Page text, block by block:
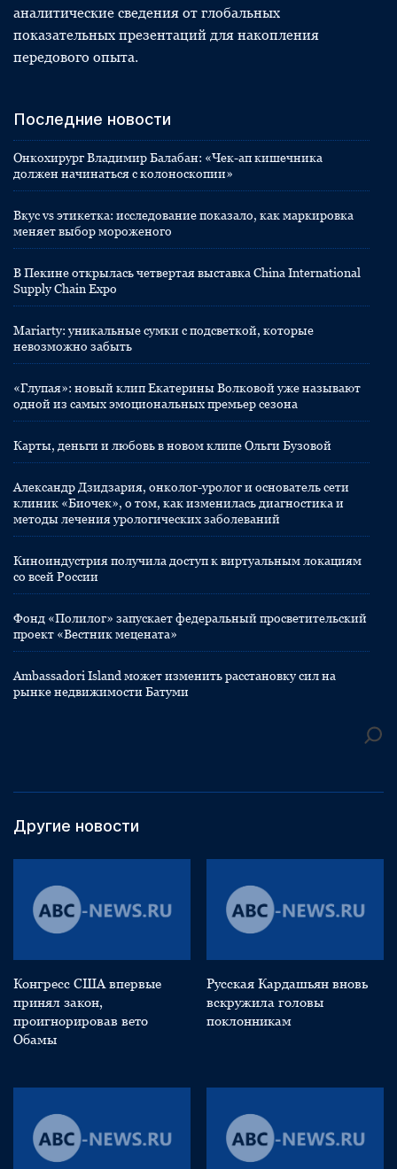
аналитические сведения от глобальных
показательных презентаций для накопления
передового опыта.
Последние новости
Онкохирург Владимир Балабан: «Чек-ап кишечника
должен начинаться с колоноскопии»
Вкус vs этикетка: исследование показало, как маркировка
меняет выбор мороженого
В Пекине открылась четвертая выставка China International
Supply Chain Expo
Mariarty: уникальные сумки с подсветкой, которые
невозможно забыть
«Глупая»: новый клип Екатерины Волковой уже называют
одной из самых эмоциональных премьер сезона
Карты, деньги и любовь в новом клипе Ольги Бузовой
Александр Дзидзария, онколог-уролог и основатель сети
клиник «Биочек», о том, как изменилась диагностика и
методы лечения урологических заболеваний
Киноиндустрия получила доступ к виртуальным локациям
со всей России
Фонд «Полилог» запускает федеральный просветительский
проект «Вестник мецената»
Ambassadori Island может изменить расстановку сил на
рынке недвижимости Батуми
Другие новости
Конгресс США впервые
принял закон,
проигнорировав вето
Обамы
Русская Кардашьян вновь
вскружила головы
поклонникам